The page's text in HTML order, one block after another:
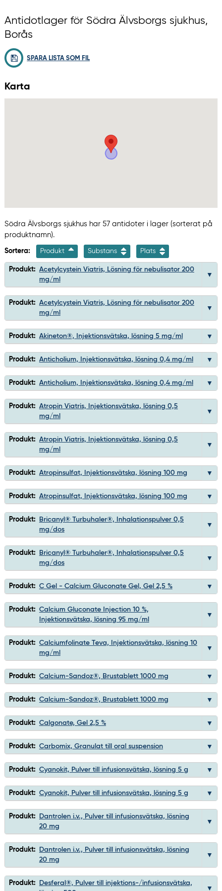
Antidotlager för Södra Älvsborgs sjukhus,
Borås
SPARA LISTA SOM FIL
Karta
Södra Älvsborgs sjukhus har 57 antidoter i lager (sorterat på
produktnamn).
Sortera: Produkt Substans Plats
Produkt: Acetylcystein Viatris, Lösning för nebulisator 200
mg/ml
Produkt: Acetylcystein Viatris, Lösning för nebulisator 200
mg/ml
Produkt: Akineton®, Injektionsvätska, lösning 5 mg/ml
Produkt: Anticholium, Injektionsvätska, lösning 0,4 mg/ml
Produkt: Anticholium, Injektionsvätska, lösning 0,4 mg/ml
Produkt: Atropin Viatris, Injektionsvätska, lösning 0,5
mg/ml
Produkt: Atropin Viatris, Injektionsvätska, lösning 0,5
mg/ml
Produkt: Atropinsulfat, Injektionsvätska, lösning 100 mg
Produkt: Atropinsulfat, Injektionsvätska, lösning 100 mg
Produkt:
Bricanyl® Turbuhaler®, Inhalationspulver 0,5
mg/dos
Produkt:
Bricanyl® Turbuhaler®, Inhalationspulver 0,5
mg/dos
Produkt: C Gel - Calcium Gluconate Gel, Gel 2,5 %
Produkt: Calcium Gluconate Injection 10 %,
Injektionsvätska, lösning 95 mg/ml
Produkt: Calciumfolinate Teva, Injektionsvätska, lösning 10
mg/ml
Produkt: Calcium-Sandoz®, Brustablett 1000 mg
Produkt: Calcium-Sandoz®, Brustablett 1000 mg
Produkt: Calgonate, Gel 2,5 %
Produkt: Carbomix, Granulat till oral suspension
Produkt: Cyanokit, Pulver till infusionsvätska, lösning 5 g
Produkt: Cyanokit, Pulver till infusionsvätska, lösning 5 g
Produkt:
Dantrolen i.v., Pulver till infusionsvätska, lösning
20 mg
Produkt:
Dantrolen i.v., Pulver till infusionsvätska, lösning
20 mg
Produkt:
Desferal®, Pulver till injektions-/infusionsvätska,